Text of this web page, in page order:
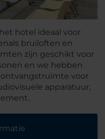
hotel ideaal voor
bruiloften en
zijn geschikt voor
en we hebben
voor
apparatuur,